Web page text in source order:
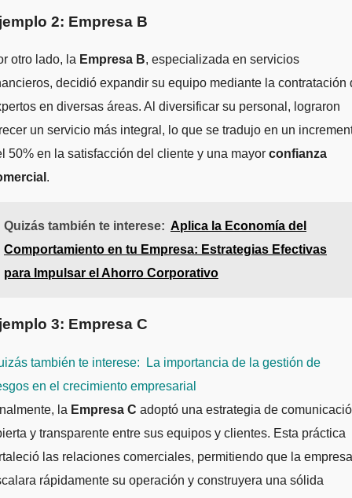
2: Empresa B
otro lado, la Empresa B, especializada en servicios
decidió expandir su equipo mediante la contratación
en diversas áreas. Al diversificar su personal, lograron
un servicio más integral, lo que se tradujo en un
50% en la satisfacción del cliente y una mayor confianza
.
Quizás también te interese: Aplica la Economía del
Comportamiento en tu Empresa: Estrategias Efectivas
para Impulsar el Ahorro Corporativo
3: Empresa C
también te interese:
La importancia de la gestión de
en el crecimiento empresarial
la Empresa C adoptó una estrategia de
y transparente entre sus equipos y clientes. Esta práctica
las relaciones comerciales, permitiendo que la empresa
rápidamente su operación y construyera una sólida